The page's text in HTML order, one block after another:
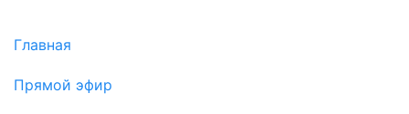
Главная
Прямой эфир